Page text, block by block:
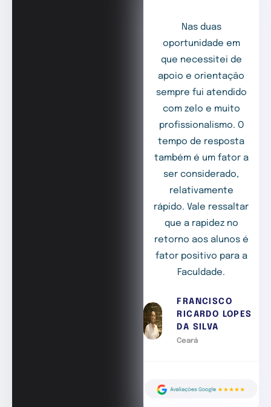
Nas duas
oportunidade em
que necessitei de
apoio e orientação
sempre fui atendido
com zelo e muito
profissionalismo. O
tempo de resposta
também é um fator a
ser considerado,
relativamente
rápido. Vale ressaltar
que a rapidez no
retorno aos alunos é
fator positivo para a
Faculdade.
FRANCISCO
RICARDO LOPES
DA SILVA
Ceará